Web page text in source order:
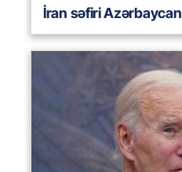
İran səfiri Azərbaycan